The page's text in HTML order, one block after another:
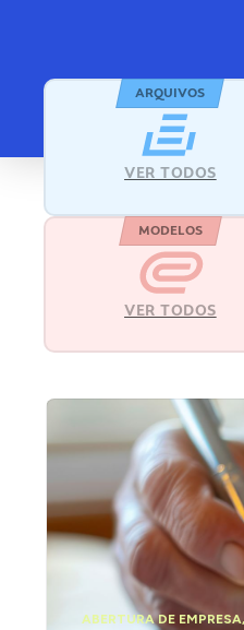
ARQUIVOS
VER TODOS
MODELOS
VER TODOS
ABERTURA DE EMPRESA